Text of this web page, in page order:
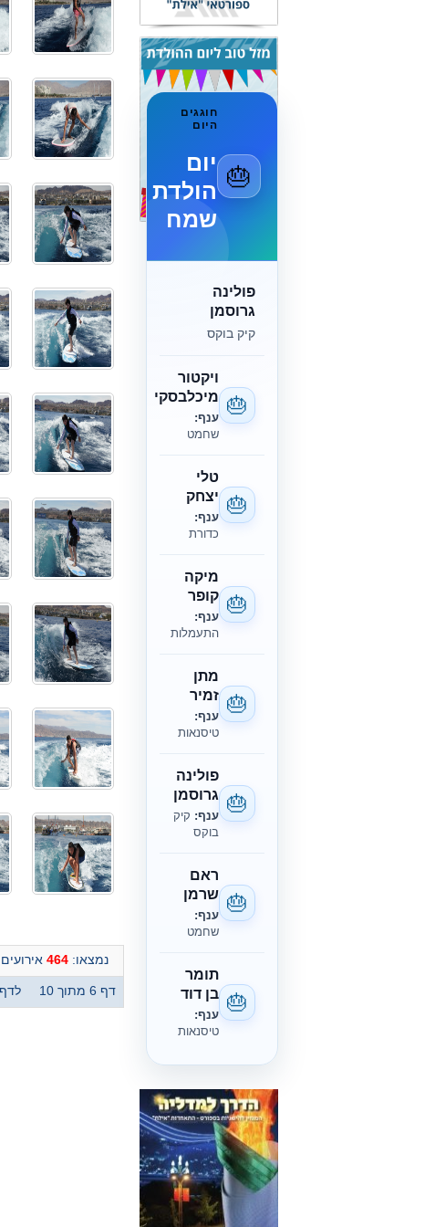
🎂
חוגגים
היום
יום
הולדת
שמח
פולינה
גרוסמן
קיק בוקס
🎂
ויקטור
מיכלבסקי
ענף:
שחמט
🎂
טלי
יצחק
ענף:
כדורת
🎂
מיקה
קופר
ענף:
התעמלות
🎂
מתן
זמיר
ענף:
טיסנאות
🎂
פולינה
גרוסמן
ענף: קיק
בוקס
🎂
ראם
שרמן
ענף:
שחמט
🎂
תומר
בן דוד
ענף:
טיסנאות
נמצאו: 464 אירועים
דף 6 מתוך 10